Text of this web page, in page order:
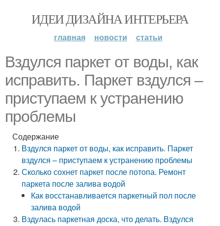
ИДЕИ ДИЗАЙНА ИНТЕРЬЕРА
главная новости статьи
Вздулся паркет от воды, как
исправить. Паркет вздулся –
приступаем к устранению
проблемы
Содержание
Вздулся паркет от воды, как исправить. Паркет
вздулся – приступаем к устранению проблемы
Сколько сохнет паркет после потопа. Ремонт
паркета после залива водой
Как восстанавливается паркетный пол после
залива водой
Вздулась паркетная доска, что делать. Вздулся